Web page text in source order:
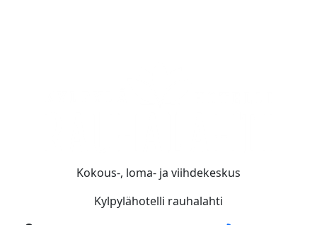
Kokous-, loma- ja viihdekeskus
Kylpylähotelli rauhalahti